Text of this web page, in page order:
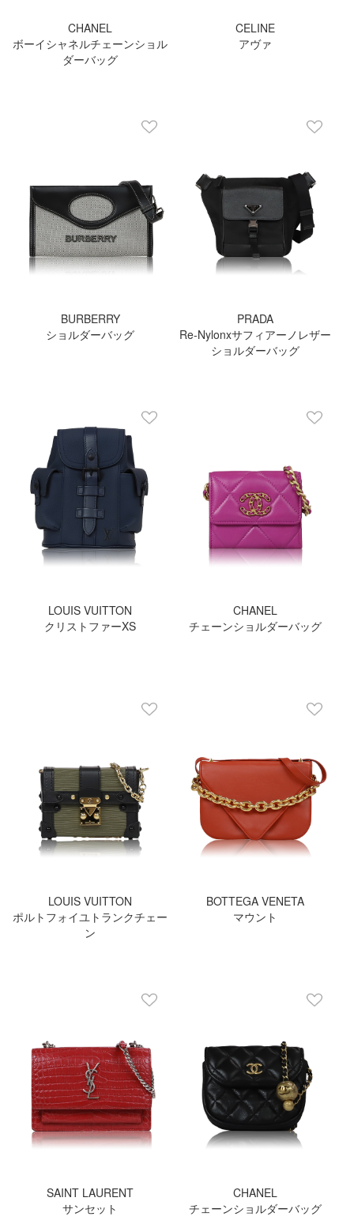
CHANEL
ボーイシャネルチェーンショル
ダーバッグ
CELINE
アヴァ
BURBERRY
ショルダーバッグ
PRADA
Re-Nylonxサフィアーノレザー
ショルダーバッグ
LOUIS VUITTON
クリストファーXS
CHANEL
チェーンショルダーバッグ
LOUIS VUITTON
ポルトフォイユトランクチェー
ン
BOTTEGA VENETA
マウント
SAINT LAURENT
サンセット
CHANEL
チェーンショルダーバッグ